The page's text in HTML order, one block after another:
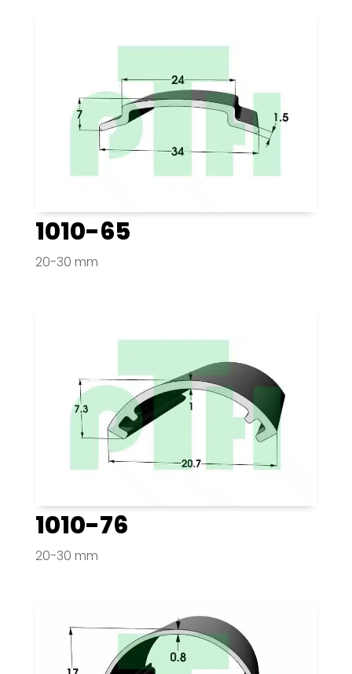
1010-65
20-30 mm
1010-76
20-30 mm